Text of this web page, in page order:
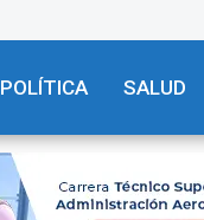
POLÍTICA SALUD